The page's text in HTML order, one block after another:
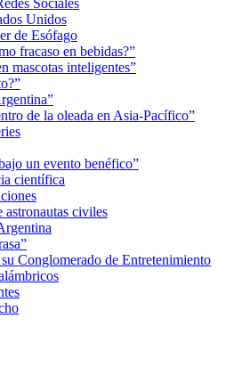
Sociales
Unidos
de Esófago
fracaso en bebidas?”
mascotas inteligentes”
de la oleada en Asia-Pacífico”
un evento benéfico”
científica
civiles
Conglomerado de Entretenimiento